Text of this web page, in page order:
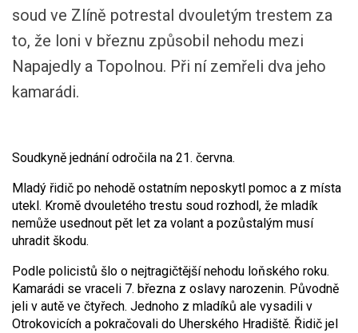
soud ve Zlíně potrestal dvouletým trestem za
to, že loni v březnu způsobil nehodu mezi
Napajedly a Topolnou. Při ní zemřeli dva jeho
kamarádi.
Soudkyně jednání odročila na 21. června.
Mladý řidič po nehodě ostatním neposkytl pomoc a z místa
utekl. Kromě dvouletého trestu soud rozhodl, že mladík
nemůže usednout pět let za volant a pozůstalým musí
uhradit škodu.
Podle policistů šlo o nejtragičtější nehodu loňského roku.
Kamarádi se vraceli 7. března z oslavy narozenin. Původně
jeli v autě ve čtyřech. Jednoho z mladíků ale vysadili v
Otrokovicích a pokračovali do Uherského Hradiště. Řidič jel